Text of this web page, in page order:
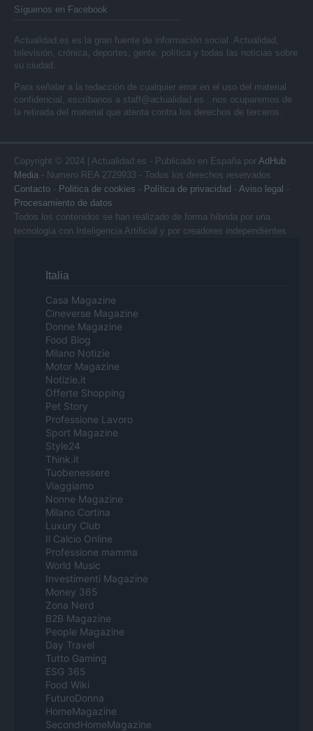
Síguenos en Facebook
Actualidad.es es la gran fuente de información social. Actualidad,
televisión, crónica, deportes, gente, política y todas las noticias sobre
su ciudad.
Para señalar a la redacción de cualquier error en el uso del material
confidencial, escríbanos a staff@actualidad.es : nos ocuparemos de
la retirada del material que atenta contra los derechos de terceros.
Copyright © 2024 | Actualidad.es - Publicado en España por AdHub
Media - Numero REA 2729933 - Todos los derechos reservados.
Contacto - Politica de cookies - Política de privacidad - Aviso legal -
Procesamiento de datos
Todos los contenidos se han realizado de forma híbrida por una
tecnología con Inteligencia Artificial y por creadores independientes
Italia
Casa Magazine
Cineverse Magazine
Donne Magazine
Food Blog
Milano Notizie
Motor Magazine
Notizie.it
Offerte Shopping
Pet Story
Professione Lavoro
Sport Magazine
Style24
Think.it
Tuobenessere
Viaggiamo
Nonne Magazine
Milano Cortina
Luxury Club
Il Calcio Online
Professione mamma
World Music
Investimenti Magazine
Money 365
Zona Nerd
B2B Magazine
People Magazine
Day Travel
Tutto Gaming
ESG 365
Food Wiki
FuturoDonna
HomeMagazine
SecondHomeMagazine